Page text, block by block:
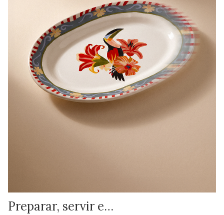
Preparar, servir e…